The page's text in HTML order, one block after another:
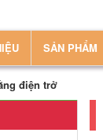
SẢN PHẨM
điện trở